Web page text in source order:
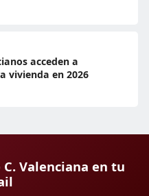
acceden a
vivienda en 2026
Valenciana en tu